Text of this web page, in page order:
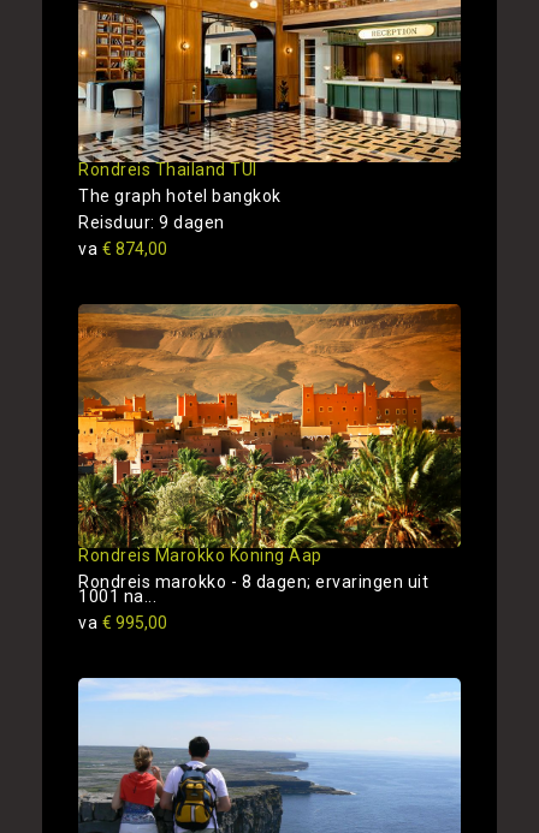
Rondreis Thailand TUI
The graph hotel bangkok
Reisduur: 9 dagen
va € 874,00
Rondreis Marokko Koning Aap
Rondreis marokko - 8 dagen; ervaringen uit
1001 na...
va € 995,00